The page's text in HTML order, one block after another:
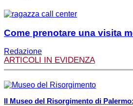
Come prenotare una visita
Redazione
ARTICOLI IN EVIDENZA
Il Museo del Risorgimento di